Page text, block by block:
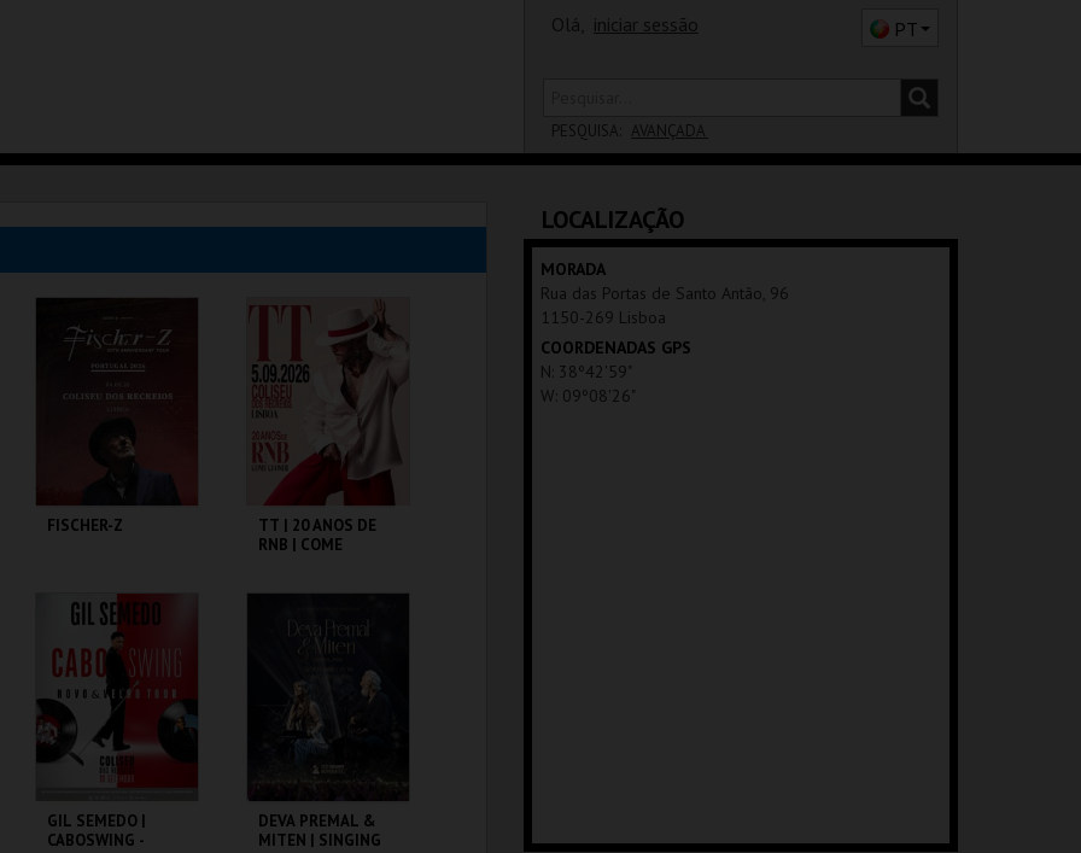
Olá, iniciar sessão PT
PESQUISA: AVANÇADA
SALA
FISCHER-Z
COLISEU DE LISBOA
MAIS INFO
COMPRAR
TT | 20 ANOS DE
RNB | COME
MAIS INFO
COMPRAR
GIL SEMEDO |
CABOSWING -
DEVA PREMAL &
MITEN | SINGING
LOCALIZAÇÃO
MORADA
Rua das Portas de Santo Antão, 96
1150-269 Lisboa
COORDENADAS GPS
N: 38º42'59"
W: 09º08'26"